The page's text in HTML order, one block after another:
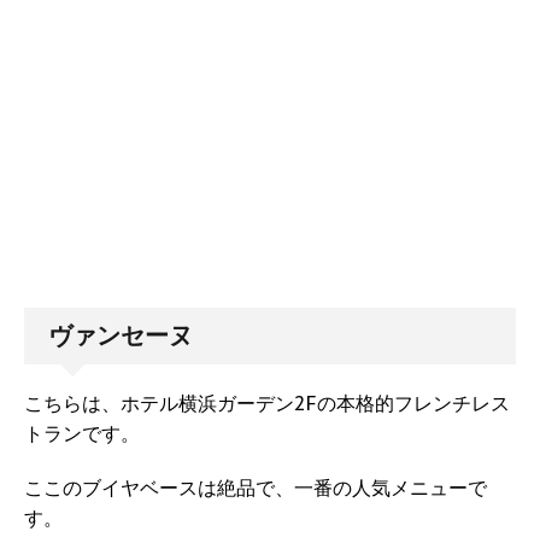
ヴァンセーヌ
こちらは、ホテル横浜ガーデン2Fの本格的フレンチレス
トランです。
ここのブイヤベースは絶品で、一番の人気メニューで
す。